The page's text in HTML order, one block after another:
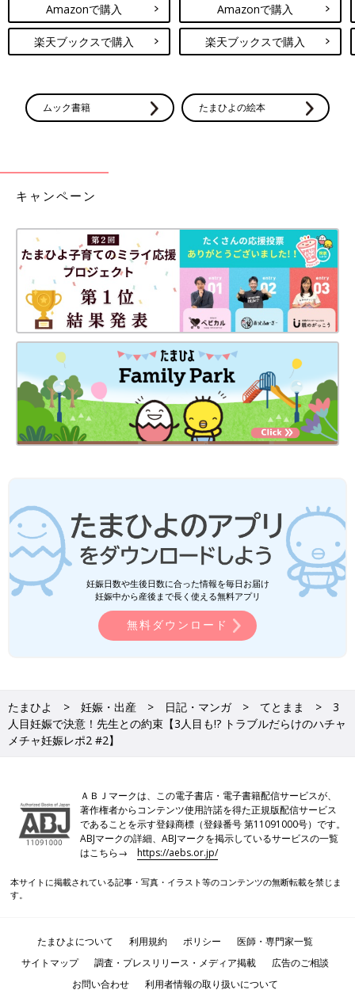
Amazonで購入
楽天ブックスで購入
Amazonで購入
楽天ブックスで購入
ムック書籍 たまひよの絵本
キャンペーン
妊娠日数や生後日数に合った情報を毎日お届け
妊娠中から産後まで長く使える無料アプリ
無料ダウンロード
たまひよ 妊娠・出産 日記・マンガ てとまま
3
人目妊娠で決意！先生との約束【3人目も!? トラブルだらけのハチャ
メチャ妊娠レポ2 #2】
ＡＢＪマークは、この電子書店・電子書籍配信サービスが、
著作権者からコンテンツ使用許諾を得た正規版配信サービス
であることを示す登録商標（登録番号 第11091000号）です。
ABJマークの詳細、ABJマークを掲示しているサービスの一覧
はこちら→https://aebs.or.jp/
本サイトに掲載されている記事・写真・イラスト等のコンテンツの無断転載を禁じま
す。
たまひよについて 利用規約 ポリシー
医師・専門家一覧
サイトマップ
調査・プレスリリース・メディア掲載
広告のご相談
お問い合わせ
利用者情報の取り扱いについて